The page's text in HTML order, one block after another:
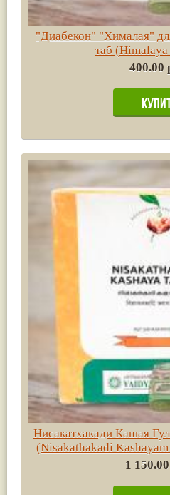
"Диабекон" "Хималая"
таб
400.00
Нисакатхакади Кашая
(Nisakathakadi
1